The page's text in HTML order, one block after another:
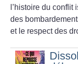
l’histoire du conflit
des
et le respect des